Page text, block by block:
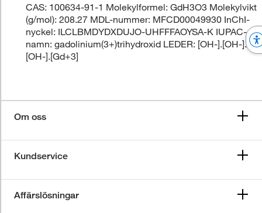
CAS: 100634-91-1 Molekylformel: GdH3O3 Molekylvikt
(g/mol): 208.27 MDL-nummer: MFCD00049930 InChI-
nyckel: ILCLBMDYDXDUJO-UHFFFAOYSA-K IUPAC-
namn: gadolinium(3+)trihydroxid LEDER: [OH-].[OH-].
[OH-].[Gd+3]
Om oss
Kundservice
Affärslösningar